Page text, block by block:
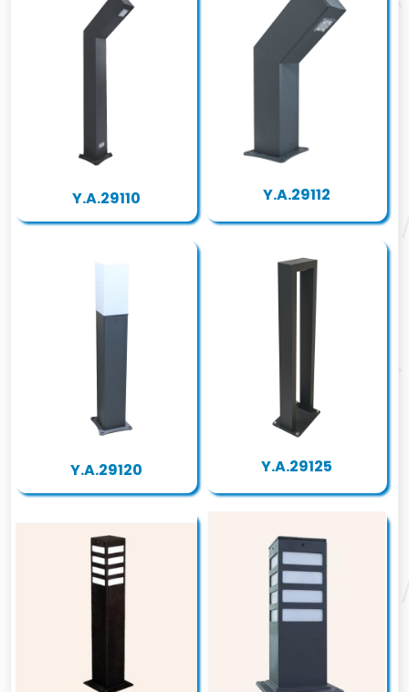
Y.A.29110 Y.A.29112
Y.A.29120 Y.A.29125